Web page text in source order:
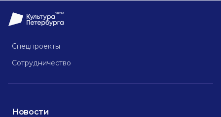
Спецпроекты
Сотрудничество
Новости